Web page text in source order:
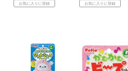
お気に入りに登録 お気に入りに登録